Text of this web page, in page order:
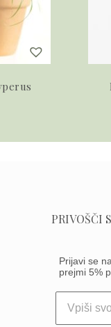
PRIVOŠČI
Prijavi se
prejmi 5%